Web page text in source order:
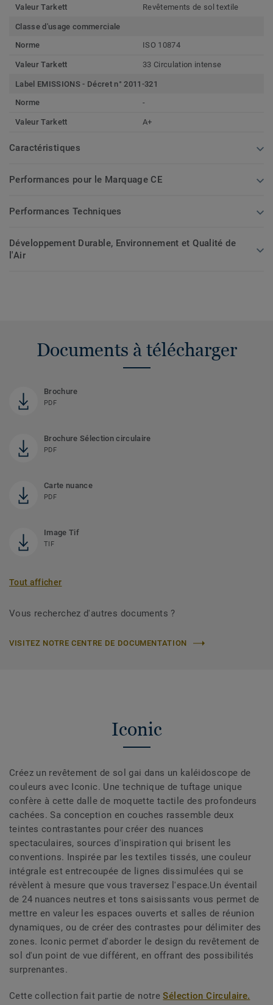
Valeur Tarkett Revêtements de sol textile
Classe d'usage commerciale
Norme
ISO 10874
Valeur Tarkett 33 Circulation intense
Label EMISSIONS - Décret n° 2011-321
Norme
-
Valeur Tarkett A+
Caractéristiques
Performances pour le Marquage CE
Performances Techniques
Développement Durable, Environnement et Qualité de
l'Air
Documents à télécharger
Brochure
PDF
Brochure Sélection circulaire
PDF
Carte nuance
PDF
Image Tif
TIF
Tout afficher
Vous recherchez d'autres documents ?
VISITEZ NOTRE CENTRE DE DOCUMENTATION
Iconic
Créez un revêtement de sol gai dans un kaléidoscope de
couleurs avec Iconic. Une technique de tuftage unique
confère à cette dalle de moquette tactile des profondeurs
cachées. Sa conception en couches rassemble deux
teintes contrastantes pour créer des nuances
spectaculaires, sources d'inspiration qui brisent les
conventions. Inspirée par les textiles tissés, une couleur
intégrale est entrecoupée de lignes dissimulées qui se
révèlent à mesure que vous traversez l'espace.Un éventail
de 24 nuances neutres et tons saisissants vous permet de
mettre en valeur les espaces ouverts et salles de réunion
dynamiques, ou de créer des contrastes pour délimiter des
zones. Iconic permet d'aborder le design du revêtement de
sol d'un point de vue différent, en offrant des possibilités
surprenantes.
Cette collection fait partie de notreSélection Circulaire.